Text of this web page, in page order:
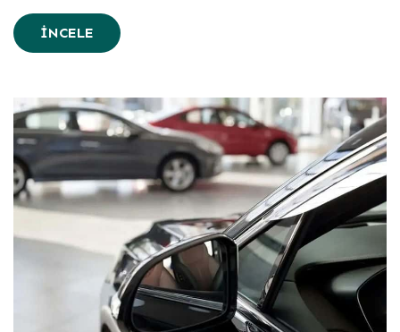
İNCELE